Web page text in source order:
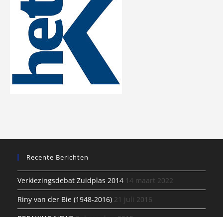
Recente Berichten
Verkiezingsdebat Zuidplas 2014 14 maart 2022
Riny van der Bie (1948-2016) 21 juli 2016